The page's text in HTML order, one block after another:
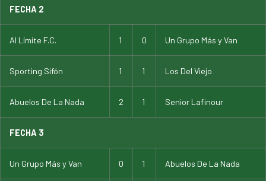
FECHA 2
Al Límite F.C. 1 0 Un Grupo Más y Van
Sporting Sifón 1 1 Los Del Viejo
Abuelos De La Nada 2 1 Senior Lafinour
FECHA 3
Un Grupo Más y Van 0 1 Abuelos De La Nada